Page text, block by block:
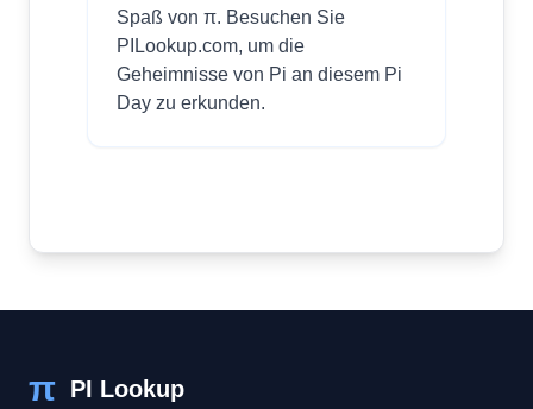
Spaß von π. Besuchen Sie
PILookup.com, um die
Geheimnisse von Pi an diesem Pi
Day zu erkunden.
π PI Lookup